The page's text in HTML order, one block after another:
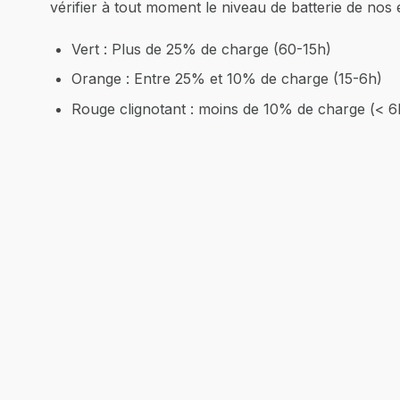
vérifier à tout moment le niveau de batterie de nos
Vert : Plus de 25% de charge (60-15h)
Orange : Entre 25% et 10% de charge (15-6h)
Rouge clignotant : moins de 10% de charge (<